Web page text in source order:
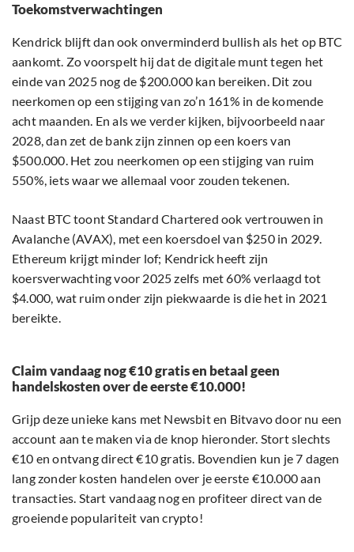
Toekomstverwachtingen
Kendrick blijft dan ook onverminderd bullish als het op BTC
aankomt. Zo voorspelt hij dat de digitale munt tegen het
einde van 2025 nog de $200.000 kan bereiken. Dit zou
neerkomen op een stijging van zo’n 161% in de komende
acht maanden. En als we verder kijken, bijvoorbeeld naar
2028, dan zet de bank zijn zinnen op een koers van
$500.000. Het zou neerkomen op een stijging van ruim
550%, iets waar we allemaal voor zouden tekenen.
Naast BTC toont Standard Chartered ook vertrouwen in
Avalanche (AVAX), met een koersdoel van $250 in 2029.
Ethereum krijgt minder lof; Kendrick heeft zijn
koersverwachting voor 2025 zelfs met 60% verlaagd tot
$4.000, wat ruim onder zijn piekwaarde is die het in 2021
bereikte.
Claim vandaag nog €10 gratis en betaal geen
handelskosten over de eerste €10.000!
Grijp deze unieke kans met Newsbit en Bitvavo door nu een
account aan te maken via de knop hieronder. Stort slechts
€10 en ontvang direct €10 gratis. Bovendien kun je 7 dagen
lang zonder kosten handelen over je eerste €10.000 aan
transacties. Start vandaag nog en profiteer direct van de
groeiende populariteit van crypto!